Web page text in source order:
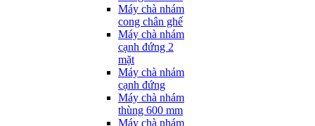
Máy chà nhám
cong chân ghế
Máy chà nhám
cạnh đứng 2
mặt
Máy chà nhám
cạnh đứng
Máy chà nhám
thùng 600 mm
Máy chà nhám